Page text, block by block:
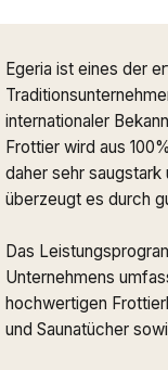
Egeria ist eines der
internationaler
Frottier wird aus
daher sehr
überzeugt es durch
Das
Unternehmens
hochwertigen
und Saunatücher